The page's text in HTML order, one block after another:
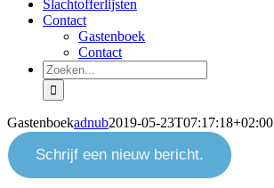
Slachtofferlijsten
Contact
Gastenboek
Contact
Zoeken
naar:
Gastenboekadnub2019-05-23T07:17:18+02:00